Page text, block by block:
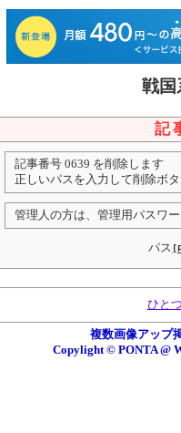
戦国
記
記事番号 0639 を削除します
正しいパスを入力して削除ボ
管理人の方は、管理用パスワ
パス
ひと
複数画像アップ
Copylight © PONTA @